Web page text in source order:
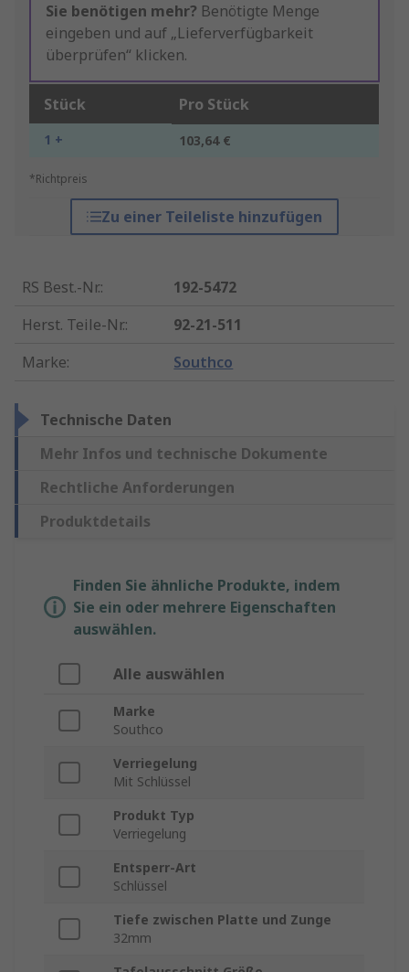
Sie benötigen mehr? Benötigte Menge
eingeben und auf „Lieferverfügbarkeit
überprüfen“ klicken.
Stück Pro Stück
1 + 103,64 €
*Richtpreis
Zu einer Teileliste hinzufügen
RS Best.-Nr.:
192-5472
Herst. Teile-Nr.:
92-21-511
Marke: Southco
Technische Daten
Mehr Infos und technische Dokumente
Rechtliche Anforderungen
Produktdetails
Finden Sie ähnliche Produkte, indem
Sie ein oder mehrere Eigenschaften
auswählen.
Alle auswählen
Marke
Southco
Verriegelung
Mit Schlüssel
Produkt Typ
Verriegelung
Entsperr-Art
Schlüssel
Tiefe zwischen Platte und Zunge
32mm